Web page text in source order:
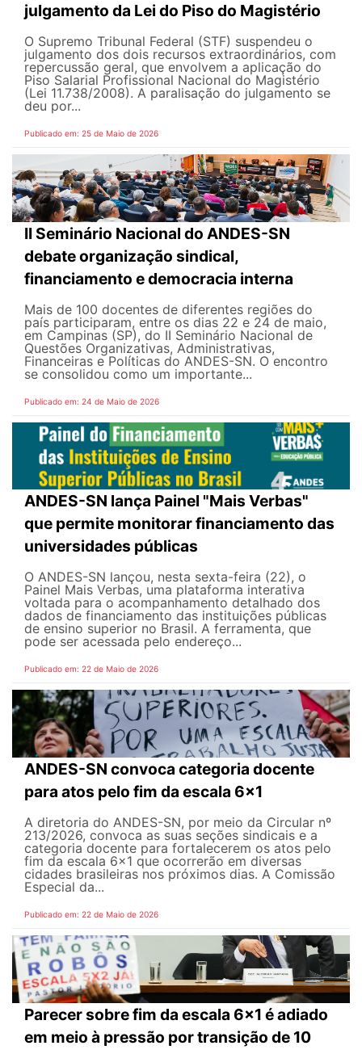
julgamento da Lei do Piso do Magistério
O Supremo Tribunal Federal (STF) suspendeu o
julgamento dos dois recursos extraordinários, com
repercussão geral, que envolvem a aplicação do
Piso Salarial Profissional Nacional do Magistério
(Lei 11.738/2008). A paralisação do julgamento se
deu por...
Publicado em: 25 de Maio de 2026
II Seminário Nacional do ANDES-SN
debate organização sindical,
financiamento e democracia interna
Mais de 100 docentes de diferentes regiões do
país participaram, entre os dias 22 e 24 de maio,
em Campinas (SP), do II Seminário Nacional de
Questões Organizativas, Administrativas,
Financeiras e Políticas do ANDES-SN. O encontro
se consolidou como um importante...
Publicado em: 24 de Maio de 2026
ANDES-SN lança Painel "Mais Verbas"
que permite monitorar financiamento das
universidades públicas
O ANDES-SN lançou, nesta sexta-feira (22), o
Painel Mais Verbas, uma plataforma interativa
voltada para o acompanhamento detalhado dos
dados de financiamento das instituições públicas
de ensino superior no Brasil. A ferramenta, que
pode ser acessada pelo endereço...
Publicado em: 22 de Maio de 2026
ANDES-SN convoca categoria docente
para atos pelo fim da escala 6x1
A diretoria do ANDES-SN, por meio da Circular nº
213/2026, convoca as suas seções sindicais e a
categoria docente para fortalecerem os atos pelo
fim da escala 6x1 que ocorrerão em diversas
cidades brasileiras nos próximos dias. A Comissão
Especial da...
Publicado em: 22 de Maio de 2026
Parecer sobre fim da escala 6x1 é adiado
em meio à pressão por transição de 10